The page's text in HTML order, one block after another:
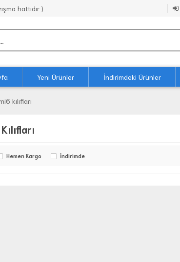
hattıdır.)
Yeni Ürünler İndirimdeki Ürünler
kılıfları
Hemen Kargo İndirimde